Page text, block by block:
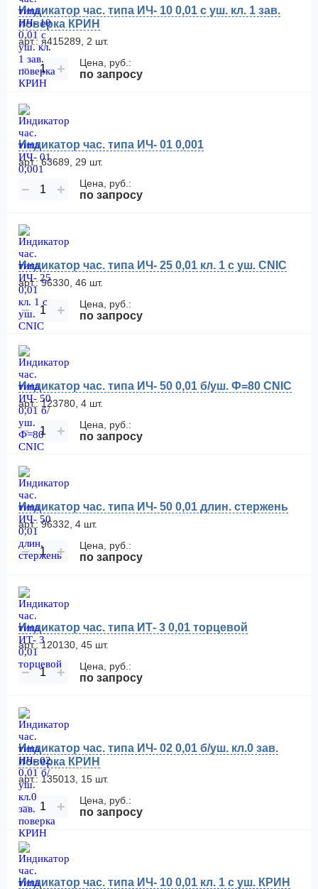
Индикатор час. типа ИЧ- 10 0,01 с уш. кл. 1 зав.
поверка КРИН
арт.: я415289, 2 шт.
− + Цена, руб.:
по запросу
Индикатор час. типа ИЧ- 01 0,001
арт.: 63689, 29 шт.
− + Цена, руб.:
по запросу
Индикатор час. типа ИЧ- 25 0,01 кл. 1 с уш. CNIC
арт.: 96330, 46 шт.
− + Цена, руб.:
по запросу
Индикатор час. типа ИЧ- 50 0,01 б/уш. Ф=80 CNIC
арт.: 123780, 4 шт.
− + Цена, руб.:
по запросу
Индикатор час. типа ИЧ- 50 0,01 длин. стержень
арт.: 96332, 4 шт.
− + Цена, руб.:
по запросу
Индикатор час. типа ИТ- 3 0,01 торцевой
арт.: 120130, 45 шт.
− + Цена, руб.:
по запросу
Индикатор час. типа ИЧ- 02 0,01 б/уш. кл.0 зав.
поверка КРИН
арт.: 135013, 15 шт.
− + Цена, руб.:
по запросу
Индикатор час. типа ИЧ- 10 0,01 кл. 1 с уш. КРИН